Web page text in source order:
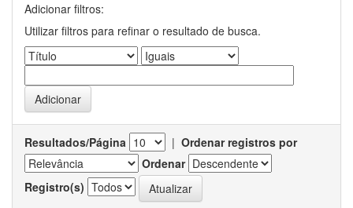
Adicionar filtros:
Utilizar filtros para refinar o resultado de busca.
Resultados/Página | Ordenar registros por
Ordenar
Registro(s)